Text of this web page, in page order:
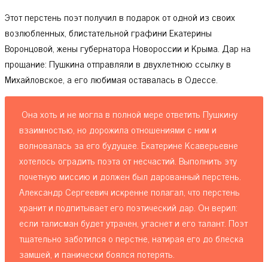
Этот перстень поэт получил в подарок от одной из своих
возлюбленных, блистательной графини Екатерины
Воронцовой, жены губернатора Новороссии и Крыма. Дар на
прощание: Пушкина отправляли в двухлетнюю ссылку в
Михайловское, а его любимая оставалась в Одессе.
Она хоть и не могла в полной мере ответить Пушкину
взаимностью, но дорожила отношениями с ним и
волновалась за его будущее. Екатерине Ксаверьевне
хотелось оградить поэта от несчастий. Выполнить эту
почетную миссию и должен был дарованный перстень.
Александр Сергеевич искренне полагал, что перстень
хранит и подпитывает его поэтический дар. Он верил:
если талисман будет утрачен, угаснет и его талант. Поэт
тщательно заботился о перстне, натирая его до блеска
замшей, и панически боялся потерять.